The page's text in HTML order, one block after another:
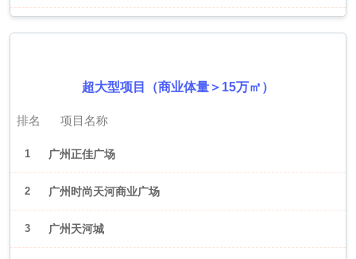
超大型项目（商业体量＞15万㎡）
排名 项目名称
1 广州正佳广场
2 广州时尚天河商业广场
3 广州天河城